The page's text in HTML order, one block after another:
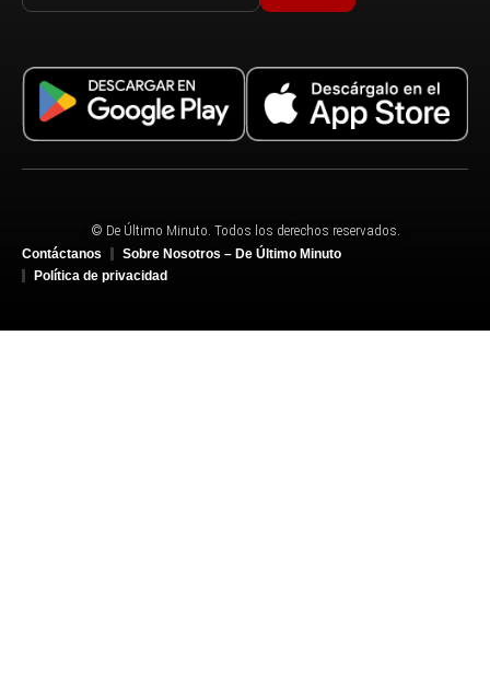
© De Último Minuto. Todos los derechos reservados.
Contáctanos
Sobre Nosotros – De Último Minuto
Política de privacidad